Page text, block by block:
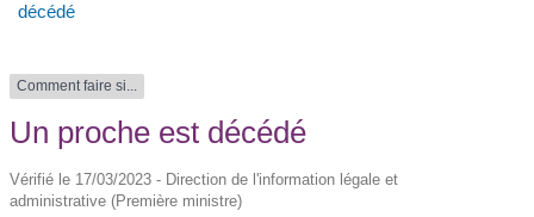
décédé
Comment faire si...
Un proche est décédé
Vérifié le 17/03/2023 - Direction de l'information légale et
administrative (Première ministre)